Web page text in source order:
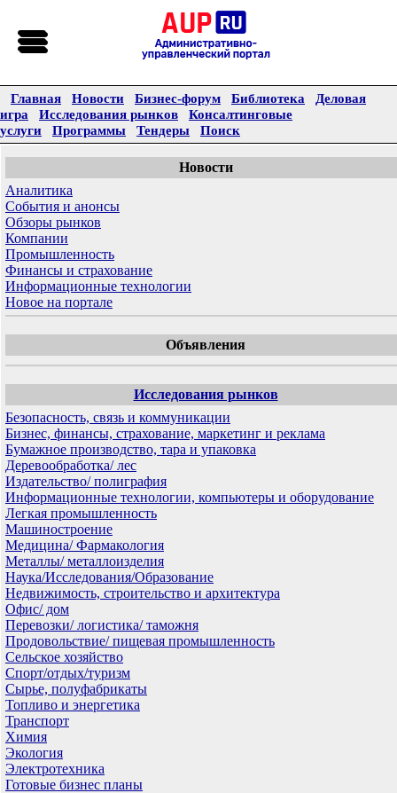
Главная Новости Бизнес-форум Библиотека
Деловая
игра
Исследования рынков
Консалтинговые
услуги
Программы Тендеры Поиск
Новости
Аналитика
События и анонсы
Обзоры рынков
Компании
Промышленность
Финансы и страхование
Информационные технологии
Новое на портале
Объявления
Исследования рынков
Безопасность, связь и коммуникации
Бизнес, финансы, страхование, маркетинг и реклама
Бумажное производство, тара и упаковка
Деревообработка/ лес
Издательство/ полиграфия
Информационные технологии, компьютеры и оборудование
Легкая промышленность
Машиностроение
Медицина/ Фармакология
Металлы/ металлоизделия
Наука/Исследования/Образование
Недвижимость, строительство и архитектура
Офис/ дом
Перевозки/ логистика/ таможня
Продовольствие/ пищевая промышленность
Сельское хозяйство
Спорт/отдых/туризм
Сырье, полуфабрикаты
Топливо и энергетика
Транспорт
Химия
Экология
Электротехника
Готовые бизнес планы